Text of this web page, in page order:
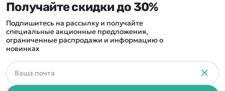
Получайте скидки до 30%
Подпишитесь на рассылку и получайте
специальные акционные предложения,
ограниченные распродажи и информацию о
новинках